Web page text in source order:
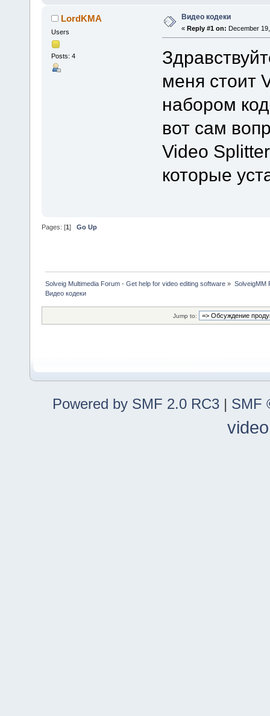
LordKMA
Users
Posts: 4
Видео кодеки
« Reply #1 on: December
меня стоит
набором
вот сам
Video
которые
Pages: [1] Go Up
Solveig Multimedia Forum - Get help for video editing software » SolveigMM
Видео кодеки
Jump to:
Powered by SMF 2.0 RC3 | SMF